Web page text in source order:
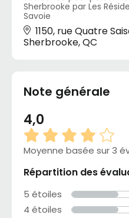
Sherbrooke par Les
Savoie
1150, rue Quatre
Sherbrooke, QC
Note générale
4,0
Moyenne basée sur 3
Répartition des
5 étoiles
4 étoiles